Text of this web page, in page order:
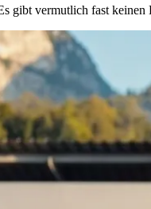
gibt vermutlich fast